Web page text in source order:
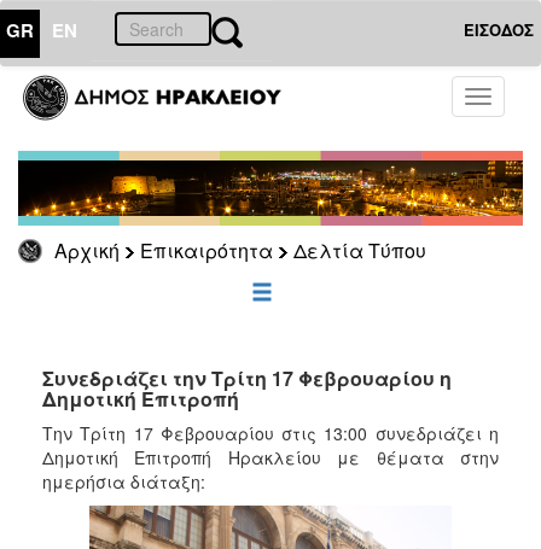
GR EN ΕΙΣΟΔΟΣ
Toggle
Αρχική Επικαιρότητα Δελτία Τύπου
ΕΠΙΚΑΙΡΟΤΗΤΑ
Τύπου
Αρχείο
ΕΠΙΣΚΕΠΤΗΣ
ΗΡΑΚΛΕΙΟ
Συνεδριάζει την Τρίτη 17 Φεβρουαρίου η
Δημοτική Επιτροπή
Την Τρίτη 17 Φεβρουαρίου στις 13:00 συνεδριάζει η
Δημοτική Επιτροπή Ηρακλείου με θέματα στην
ημερήσια διάταξη: